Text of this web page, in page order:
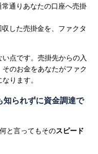
常通りあなたの口座へ売掛
収した売掛金を、ファクタ
点です。売掛先からの入
のお金をあなたがファク
ります。
知られずに資金調達で
と言ってもそのスピード